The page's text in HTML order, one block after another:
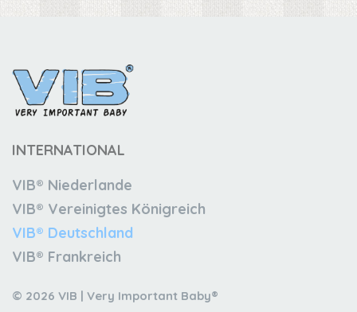
INTERNATIONAL
VIB® Niederlande
VIB® Vereinigtes Königreich
VIB® Deutschland
VIB® Frankreich
© 2026 VIB | Very Important Baby®